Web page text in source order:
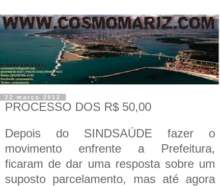
22 março 2012
PROCESSO DOS R$ 50,00
Depois do SINDSAÚDE fazer o
movimento enfrente a Prefeitura,
ficaram de dar uma resposta sobre um
suposto parcelamento, mas até agora